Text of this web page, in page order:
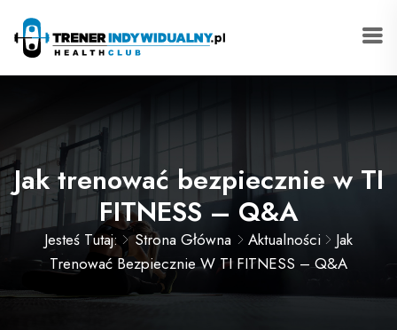
Jak trenować bezpiecznie w TI
FITNESS – Q&A
Jesteś Tutaj: Strona Główna Aktualności
Jak
Trenować Bezpiecznie W TI FITNESS – Q&A